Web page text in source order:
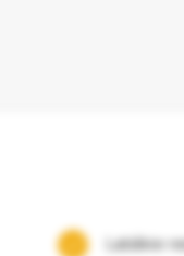
Labākie